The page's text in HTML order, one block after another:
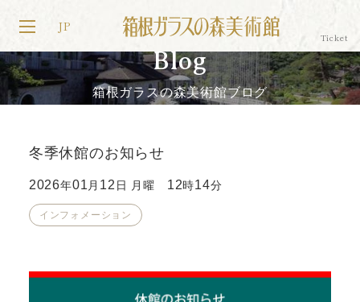
JP
Blog
箱根ガラスの森美術館ブログ
冬季休館のお知らせ
2026年01 月 12 日 月曜 12時14分
インフォメーション